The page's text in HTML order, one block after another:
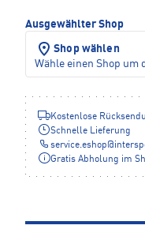
Ausgewählter Shop
Shop wählen
Wähle einen Shop um
Kostenlose
Schnelle Lieferung
service.eshop@
Gratis Abholung im